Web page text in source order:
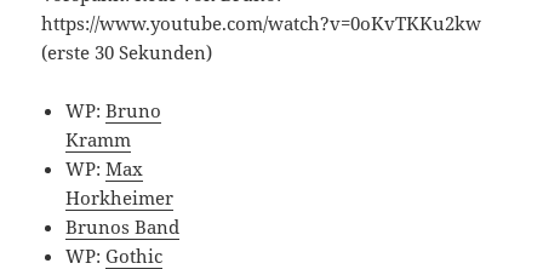
https://www.youtube.com/watch?v=0oKvTKKu2kw
(erste 30 Sekunden)
WP:Bruno
Kramm
WP:Max
Horkheimer
Brunos Band
WP:Gothic